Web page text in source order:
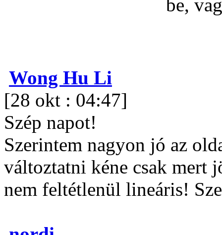
be,
Wong Hu Li
[28 okt : 04:47]
Szép napot!
Szerintem nagyon jó az
változtatni kéne csak mert
nem feltétlenül lineáris!